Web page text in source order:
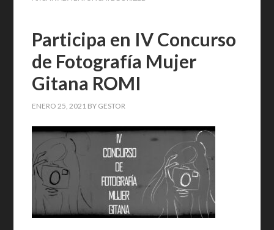
Participa en IV Concurso
de Fotografía Mujer
Gitana ROMI
ENERO 25, 2021 BY GESTOR